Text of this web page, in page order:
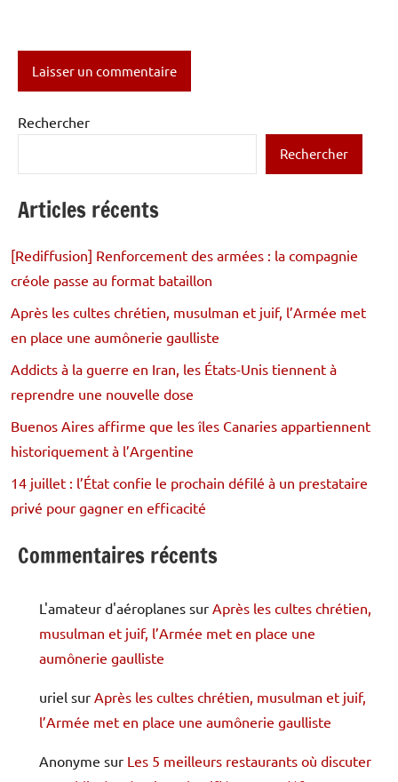
Rechercher
Rechercher
Articles récents
[Rediffusion] Renforcement des armées : la compagnie
créole passe au format bataillon
Après les cultes chrétien, musulman et juif, l’Armée met
en place une aumônerie gaulliste
Addicts à la guerre en Iran, les États-Unis tiennent à
reprendre une nouvelle dose
Buenos Aires affirme que les îles Canaries appartiennent
historiquement à l’Argentine
14 juillet : l’État confie le prochain défilé à un prestataire
privé pour gagner en efficacité
Commentaires récents
L'amateur d'aéroplanes sur Après les cultes chrétien,
musulman et juif, l’Armée met en place une
aumônerie gaulliste
uriel sur Après les cultes chrétien, musulman et juif,
l’Armée met en place une aumônerie gaulliste
Anonyme sur Les 5 meilleurs restaurants où discuter